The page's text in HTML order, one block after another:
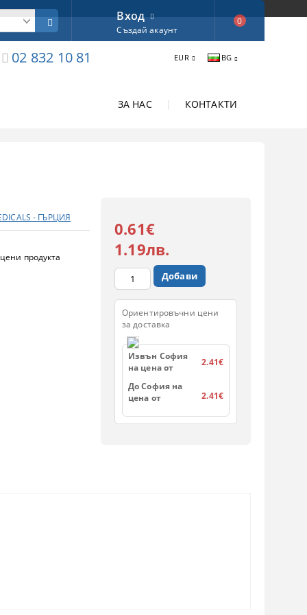
02 832 10 81 EUR BG
ЗА НАС КОНТАКТИ
Вход
Създай акаунт
0
- ГЪРЦИЯ
продукта
0.61€
1.19лв.
Ориентировъчни цени
за доставка
Извън София
на цена от
2.41€
До София на
цена от
2.41€